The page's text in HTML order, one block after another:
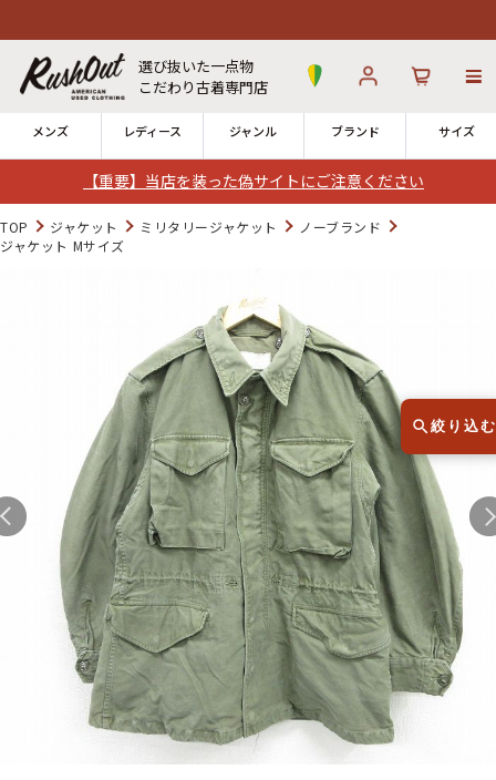
【重要】当店を装った偽サイトにご注意ください
選び抜いた一点物
こだわり古着専門店
メンズ レディース ジャンル ブランド サイズ
ログイン
発送について 12時までのご注文で当日出荷！
※対応不可：日祝、長期休暇、セール
Search by Hotword 今週のHOTワード（7/29〜8/4）
1 Tシャツ USA製 2 映画 3 ミリタリー 4 スターウォーズ
ラルフローレン 6 大きいサイズ 7 アニメ 8 ディズニー
Search by Brandブランドから探す
TOP ジャケット ミリタリージャケット
ノーブランド
ジャケット Mサイズ
絞り込む